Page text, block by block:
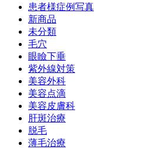
患者様症例写真
新商品
未分類
毛穴
眼瞼下垂
紫外線対策
美容外科
美容点滴
美容皮膚科
肝斑治療
脱毛
薄毛治療